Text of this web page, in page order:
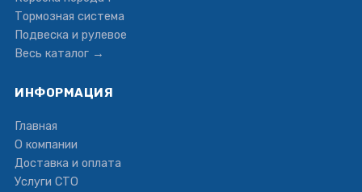
Тормозная система
Подвеска и рулевое
Весь каталог →
ИНФОРМАЦИЯ
Главная
О компании
Доставка и оплата
Услуги СТО